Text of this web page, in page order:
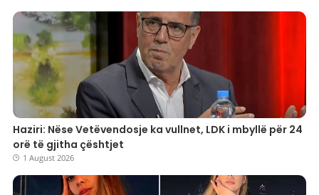
Haziri: Nëse Vetëvendosje ka vullnet, LDK i mbyllë për 24
orë të gjitha çështjet
1 August 2026